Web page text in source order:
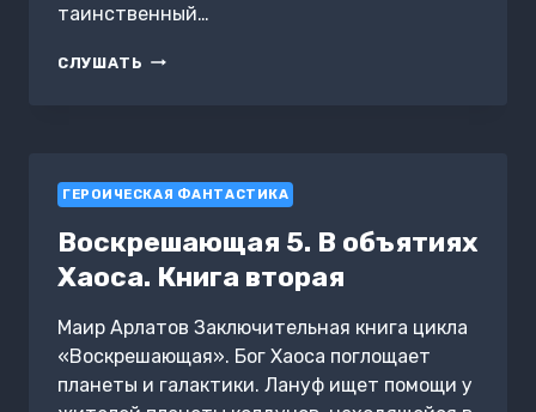
таинственный…
СЛУШАТЬ ТАЙНА
ГЕРОИЧЕСКАЯ ФАНТАСТИКА
Воскрешающая 5. В объятиях
Хаоса. Книга вторая
Маир Арлатов Заключительная книга цикла
«Воскрешающая». Бог Хаоса поглощает
планеты и галактики. Лануф ищет помощи у